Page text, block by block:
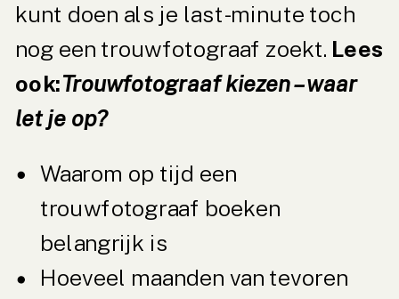
kunt doen als je last-minute toch
nog een trouwfotograaf zoekt. Lees
ook:Trouwfotograaf kiezen – waar
let je op?
Waarom op tijd een
trouwfotograaf boeken
belangrijk is
Hoeveel maanden van tevoren